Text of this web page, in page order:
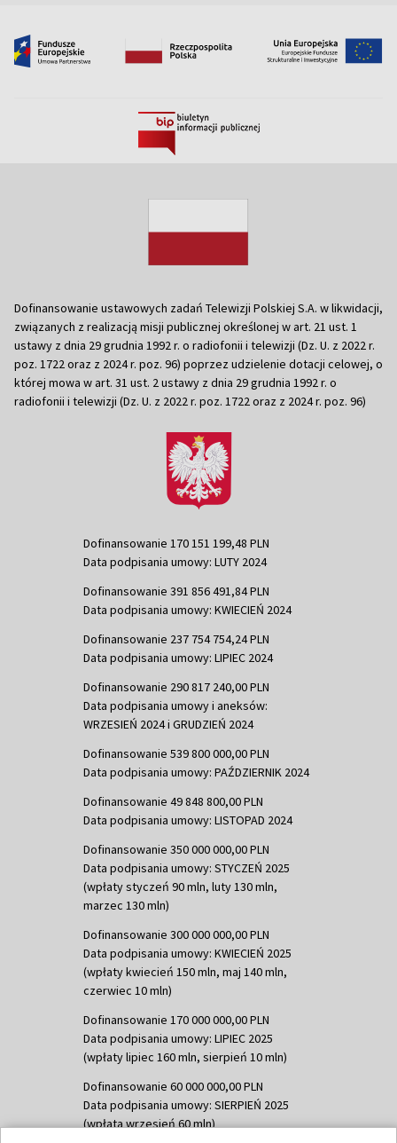
Dofinansowanie ustawowych zadań Telewizji Polskiej S.A. w likwidacji,
związanych z realizacją misji publicznej określonej w art. 21 ust. 1
ustawy z dnia 29 grudnia 1992 r. o radiofonii i telewizji (Dz. U. z 2022 r.
poz. 1722 oraz z 2024 r. poz. 96) poprzez udzielenie dotacji celowej, o
której mowa w art. 31 ust. 2 ustawy z dnia 29 grudnia 1992 r. o
radiofonii i telewizji (Dz. U. z 2022 r. poz. 1722 oraz z 2024 r. poz. 96)
Dofinansowanie 170 151 199,48 PLN
Data podpisania umowy: LUTY 2024
Dofinansowanie 391 856 491,84 PLN
Data podpisania umowy: KWIECIEŃ 2024
Dofinansowanie 237 754 754,24 PLN
Data podpisania umowy: LIPIEC 2024
Dofinansowanie 290 817 240,00 PLN
Data podpisania umowy i aneksów:
WRZESIEŃ 2024 i GRUDZIEŃ 2024
Dofinansowanie 539 800 000,00 PLN
Data podpisania umowy: PAŹDZIERNIK 2024
Dofinansowanie 49 848 800,00 PLN
Data podpisania umowy: LISTOPAD 2024
Dofinansowanie 350 000 000,00 PLN
Data podpisania umowy: STYCZEŃ 2025
(wpłaty styczeń 90 mln, luty 130 mln,
marzec 130 mln)
Dofinansowanie 300 000 000,00 PLN
Data podpisania umowy: KWIECIEŃ 2025
(wpłaty kwiecień 150 mln, maj 140 mln,
czerwiec 10 mln)
Dofinansowanie 170 000 000,00 PLN
Data podpisania umowy: LIPIEC 2025
(wpłaty lipiec 160 mln, sierpień 10 mln)
Dofinansowanie 60 000 000,00 PLN
Data podpisania umowy: SIERPIEŃ 2025
(wpłata wrzesień 60 mln)